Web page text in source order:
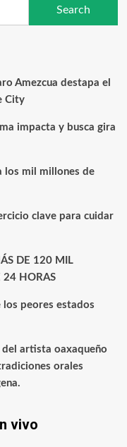
Amezcua destapa el
City
impacta y busca gira
los mil millones de
clave para cuidar
DE 120 MIL
24 HORAS
los peores estados
del artista oaxaqueño
orales
vivo